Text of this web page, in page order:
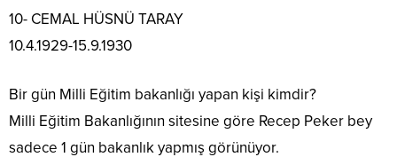
10- CEMAL HÜSNÜ TARAY
10.4.1929-15.9.1930
Bir gün Milli Eğitim bakanlığı yapan kişi kimdir?
Milli Eğitim Bakanlığının sitesine göre Recep Peker bey
sadece 1 gün bakanlık yapmış görünüyor.